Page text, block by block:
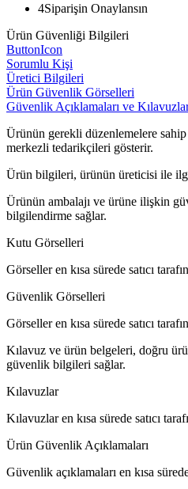
4Siparişin Onaylansın
Ürün Güvenliği Bilgileri
ButtonIcon
Sorumlu Kişi
Üretici Bilgileri
Ürün Güvenlik Görselleri
Güvenlik Açıklamaları ve
Ürünün gerekli düzenlemelere
merkezli tedarikçileri gösterir.
Ürün bilgileri, ürünün üreticisi ile
Ürünün ambalajı ve ürüne ilişkin
bilgilendirme sağlar.
Kutu Görselleri
Görseller en kısa sürede satıcı
Güvenlik Görselleri
Görseller en kısa sürede satıcı
Kılavuz ve ürün belgeleri, doğru
güvenlik bilgileri sağlar.
Kılavuzlar
Kılavuzlar en kısa sürede satıcı
Ürün Güvenlik Açıklamaları
Güvenlik açıklamaları en kısa